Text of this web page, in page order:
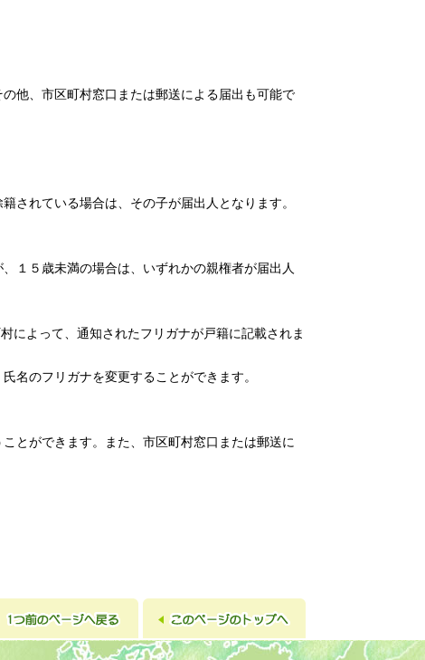
他、市区町村窓口または郵送による届出も可能で
されている場合は、その子が届出人となります。
１５歳未満の場合は、いずれかの親権者が届出人
によって、通知されたフリガナが戸籍に記載されま
名のフリガナを変更することができます。
とができます。また、市区町村窓口または郵送に